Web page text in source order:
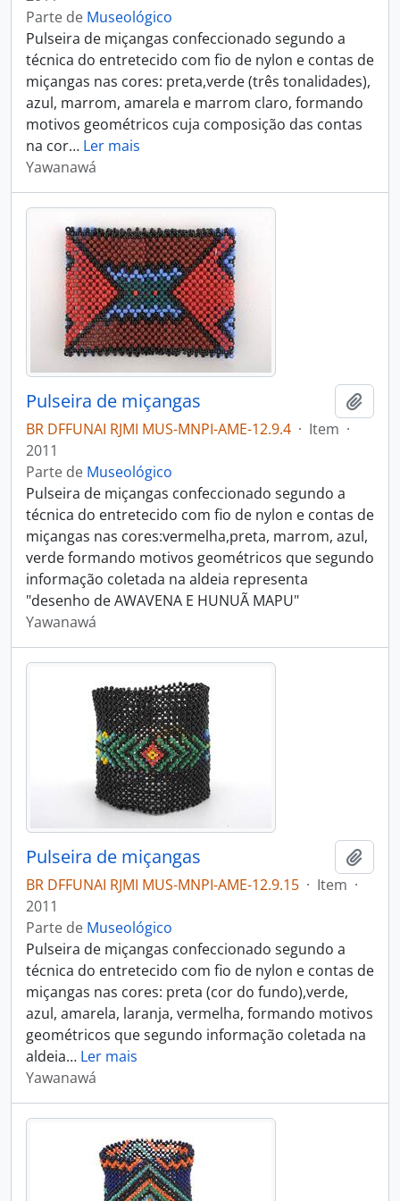
Parte de Museológico
Pulseira de miçangas confeccionado segundo a
técnica do entretecido com fio de nylon e contas de
miçangas nas cores: preta,verde (três tonalidades),
azul, marrom, amarela e marrom claro, formando
motivos geométricos cuja composição das contas
na cor… Ler mais
Yawanawá
Pulseira de miçangas
BR DFFUNAI RJMI MUS-MNPI-AME-12.9.4 · Item ·
2011
Parte de Museológico
Pulseira de miçangas confeccionado segundo a
técnica do entretecido com fio de nylon e contas de
miçangas nas cores:vermelha,preta, marrom, azul,
verde formando motivos geométricos que segundo
informação coletada na aldeia representa
"desenho de AWAVENA E HUNUÃ MAPU"
Yawanawá
Pulseira de miçangas
BR DFFUNAI RJMI MUS-MNPI-AME-12.9.15 · Item ·
2011
Parte de Museológico
Pulseira de miçangas confeccionado segundo a
técnica do entretecido com fio de nylon e contas de
miçangas nas cores: preta (cor do fundo),verde,
azul, amarela, laranja, vermelha, formando motivos
geométricos que segundo informação coletada na
aldeia… Ler mais
Yawanawá